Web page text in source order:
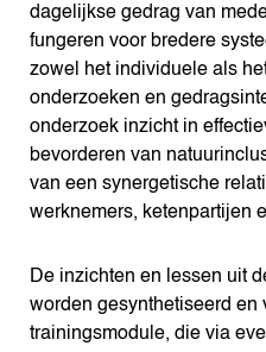
dagelijkse gedrag van
fungeren voor bredere
zowel het individuele als
onderzoeken en
onderzoek inzicht in
bevorderen van
van een synergetische
werknemers, ketenpartijen
De inzichten en lessen uit
worden gesynthetiseerd en
trainingsmodule, die via